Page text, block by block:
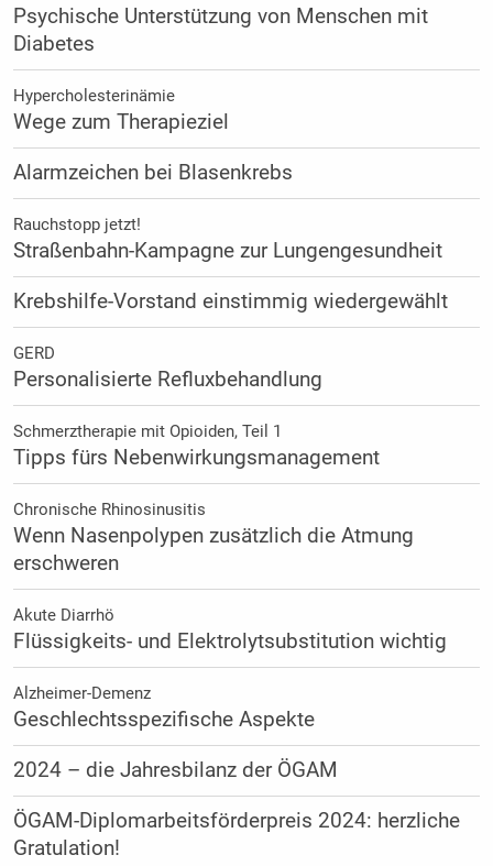
Psychische Unterstützung von Menschen mit
Diabetes
Hypercholesterinämie
Wege zum Therapieziel
Alarmzeichen bei Blasenkrebs
Rauchstopp jetzt!
Straßenbahn-Kampagne zur Lungengesundheit
Krebshilfe-Vorstand einstimmig wiedergewählt
GERD
Personalisierte Refluxbehandlung
Schmerztherapie mit Opioiden, Teil 1
Tipps fürs Nebenwirkungsmanagement
Chronische Rhinosinusitis
Wenn Nasenpolypen zusätzlich die Atmung
erschweren
Akute Diarrhö
Flüssigkeits- und Elektrolytsubstitution wichtig
Alzheimer-Demenz
Geschlechtsspezifische Aspekte
2024 – die Jahresbilanz der ÖGAM
ÖGAM-Diplomarbeitsförderpreis 2024: herzliche
Gratulation!